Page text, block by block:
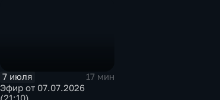
7 июля
17 мин
Эфир от 07.07.2026
(21:10)